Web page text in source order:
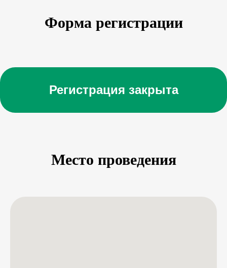
Форма регистрации
Регистрация закрыта
Место проведения